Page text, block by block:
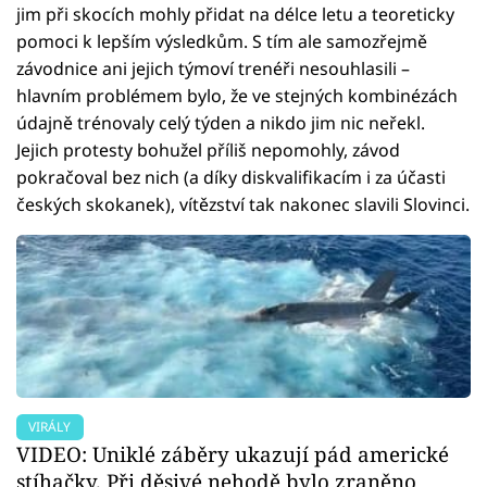
jim při skocích mohly přidat na délce letu a teoreticky
pomoci k lepším výsledkům. S tím ale samozřejmě
závodnice ani jejich týmoví trenéři nesouhlasili –
hlavním problémem bylo, že ve stejných kombinézách
údajně trénovaly celý týden a nikdo jim nic neřekl.
Jejich protesty bohužel příliš nepomohly, závod
pokračoval bez nich (a díky diskvalifikacím i za účasti
českých skokanek), vítězství tak nakonec slavili Slovinci.
VIRÁLY
VIDEO: Uniklé záběry ukazují pád americké
stíhačky. Při děsivé nehodě bylo zraněno